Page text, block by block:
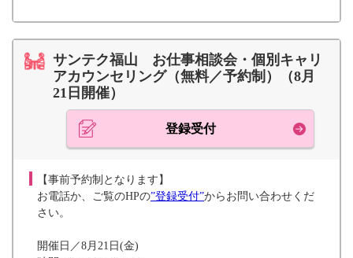
サンテク福山 お仕事相談会・個別キャリ
アカウンセリング（無料／予約制）（8月
21日開催）
登録受付
【事前予約制となります】
お電話か、ご覧のHPの”登録受付”からお問い合わせくだ
さい。
開催日／8月21日(金)